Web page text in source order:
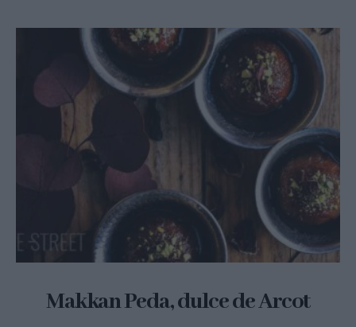
Makkan Peda, dulce de Arcot